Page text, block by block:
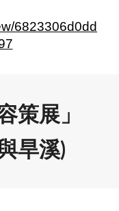
6823306d0dd
策展」
旱溪)